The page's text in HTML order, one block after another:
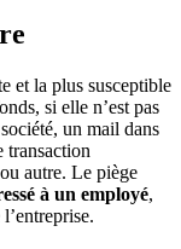
et la plus susceptible
si elle n’est pas
un mail dans
transaction
autre. Le piège
à un employé,